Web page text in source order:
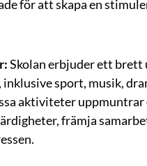
för att skapa en
Skolan erbjuder ett brett
sport, musik,
aktiviteter uppmuntrar
främja